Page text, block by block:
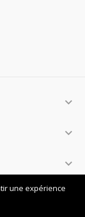




une expérience